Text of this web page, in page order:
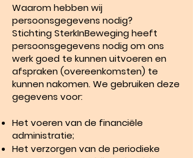
Waarom hebben wij
persoonsgegevens nodig?
Stichting SterkInBeweging heeft
persoonsgegevens nodig om ons
werk goed te kunnen uitvoeren en
afspraken (overeenkomsten) te
kunnen nakomen. We gebruiken deze
gegevens voor:
Het voeren van de financiële
administratie;
Het verzorgen van de periodieke